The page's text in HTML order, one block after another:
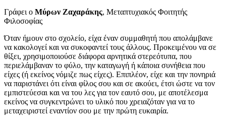
Γράφει ο Μύρων Ζαχαράκης, Μεταπτυχιακός Φοιτητής
Φιλοσοφίας
Όταν ήμουν στο σχολείο, είχα έναν συμμαθητή που απολάμβανε
να κακολογεί και να συκοφαντεί τους άλλους. Προκειμένου να σε
θίξει, χρησιμοποιούσε διάφορα αρνητικά στερεότυπα, που
περιελάμβαναν το φύλο, την καταγωγή ή κάποια συνήθεια που
είχες (ή εκείνος νόμιζε πως είχες). Επιπλέον, είχε και την πονηριά
να παριστάνει ότι είναι φίλος σου και σε ακούει, έτσι ώστε να τον
εμπιστεύεσαι και να του λες για τον εαυτό σου, με αποτέλεσμα
εκείνος να συγκεντρώνει το υλικό που χρειαζόταν για να το
μεταχειριστεί εναντίον σου με την πρώτη ευκαιρία.